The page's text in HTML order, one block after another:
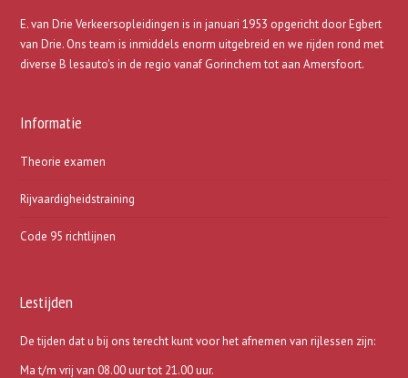
E. van Drie Verkeersopleidingen is in januari 1953 opgericht door Egbert
van Drie. Ons team is inmiddels enorm uitgebreid en we rijden rond met
diverse B lesauto's in de regio vanaf Gorinchem tot aan Amersfoort.
Informatie
Theorie examen
Rijvaardigheidstraining
Code 95 richtlijnen
Lestijden
De tijden dat u bij ons terecht kunt voor het afnemen van rijlessen zijn:
Ma t/m vrij van 08.00 uur tot 21.00 uur.